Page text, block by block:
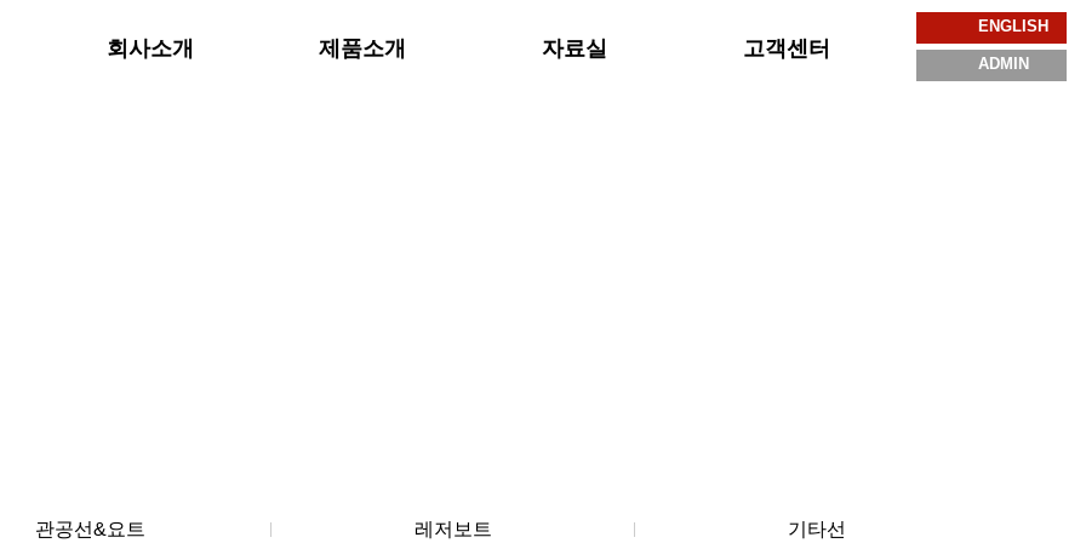
회사소개 제품소개 자료실 고객센터
ENGLISH
ADMIN
관공선&요트 레저보트 기타선